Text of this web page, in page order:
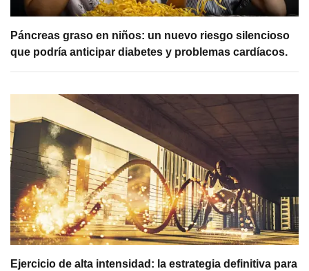
Páncreas graso en niños: un nuevo riesgo silencioso
que podría anticipar diabetes y problemas cardíacos.
Ejercicio de alta intensidad: la estrategia definitiva para